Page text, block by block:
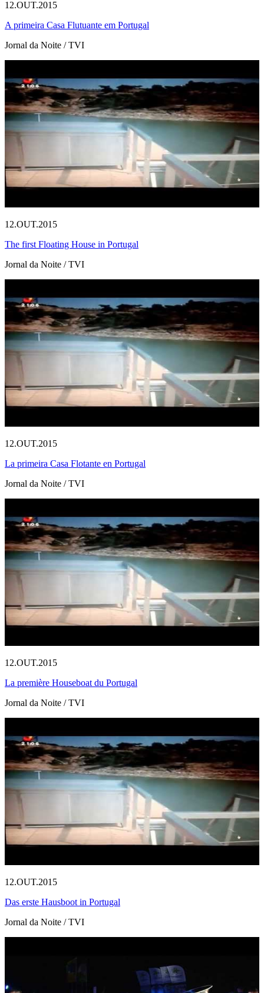
12.OUT.2015
A primeira Casa Flutuante em Portugal
Jornal da Noite / TVI
12.OUT.2015
The first Floating House in Portugal
Jornal da Noite / TVI
12.OUT.2015
La primeira Casa Flotante en Portugal
Jornal da Noite / TVI
12.OUT.2015
La première Houseboat du Portugal
Jornal da Noite / TVI
12.OUT.2015
Das erste Hausboot in Portugal
Jornal da Noite / TVI